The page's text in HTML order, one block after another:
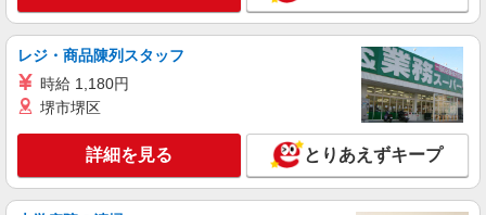
レジ・商品陳列スタッフ
時給 1,180円
堺市堺区
詳細を見る とりあえずキープ